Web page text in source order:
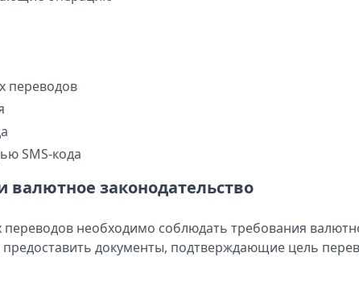
переводов
SMS-кода
валютное законодательство
необходимо соблюдать требования
документы, подтверждающие цель